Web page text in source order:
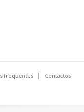
frequentes Contactos